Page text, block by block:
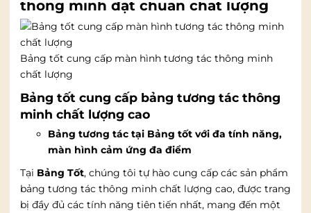
thông minh đạt chuẩn chất lượng
Bảng tốt cung cấp màn hình tương tác thông minh
chất lượng
Bảng tốt cung cấp bảng tương tác thông
minh chất lượng cao
Bảng tương tác tại Bảng tốt với đa tính năng,
màn hình cảm ứng đa điểm
Tại Bảng Tốt, chúng tôi tự hào cung cấp các sản phẩm
bảng tương tác thông minh chất lượng cao, được trang
bị đầy đủ các tính năng tiên tiến nhất, mang đến một